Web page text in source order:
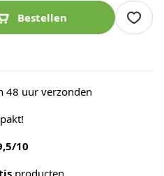
Bestellen
48 uur verzonden
10
producten